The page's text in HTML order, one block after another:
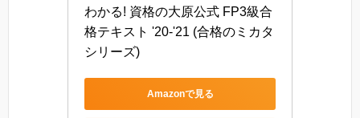
わかる! 資格の大原公式 FP3級合
格テキスト '20-'21 (合格のミカタ
シリーズ)
Amazonで見る